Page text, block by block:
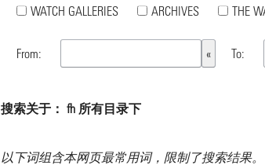
WATCH GALLERIES
ARCHIVES THE
From: To:
搜索关于： fh 所有目录下
以下词组含本网页最常用词，限制了搜索结果